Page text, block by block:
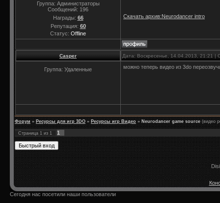
Группа: Администраторы
Сообщений: 196
Награды: 66
Репутация: 60
Статус: Offline
Cкачать архив:Neurodancer intro
Casper Дата: Воскресенье, 14.04.2013, 21:21
Группа: Удаленные можно теперь видео из 3do
Форум » Ресурсы для игр 3DO » Ресурсы игр Видео » Neurodancer game source (видео
Страница 1 из 1 1
Сегодня нас посетили наши пользователи